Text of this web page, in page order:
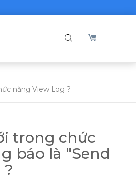
năng View Log ?
trong chức
báo là "Send